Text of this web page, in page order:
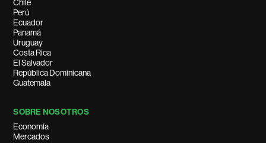
Chile
Perú
Ecuador
Panamá
Uruguay
Costa Rica
El Salvador
República Dominicana
Guatemala
SOBRE NOSOTROS
Economía
Mercados